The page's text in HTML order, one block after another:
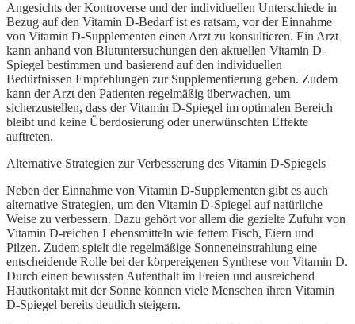
Angesichts der Kontroverse und der individuellen Unterschiede in
Bezug auf den Vitamin D-Bedarf ist es ratsam, vor der Einnahme
von Vitamin D-Supplementen einen Arzt zu konsultieren. Ein Arzt
kann anhand von Blutuntersuchungen den aktuellen Vitamin D-
Spiegel bestimmen und basierend auf den individuellen
Bedürfnissen Empfehlungen zur Supplementierung geben. Zudem
kann der Arzt den Patienten regelmäßig überwachen, um
sicherzustellen, dass der Vitamin D-Spiegel im optimalen Bereich
bleibt und keine Überdosierung oder unerwünschten Effekte
auftreten.
Alternative Strategien zur Verbesserung des Vitamin D-Spiegels
Neben der Einnahme von Vitamin D-Supplementen gibt es auch
alternative Strategien, um den Vitamin D-Spiegel auf natürliche
Weise zu verbessern. Dazu gehört vor allem die gezielte Zufuhr von
Vitamin D-reichen Lebensmitteln wie fettem Fisch, Eiern und
Pilzen. Zudem spielt die regelmäßige Sonneneinstrahlung eine
entscheidende Rolle bei der körpereigenen Synthese von Vitamin D.
Durch einen bewussten Aufenthalt im Freien und ausreichend
Hautkontakt mit der Sonne können viele Menschen ihren Vitamin
D-Spiegel bereits deutlich steigern.